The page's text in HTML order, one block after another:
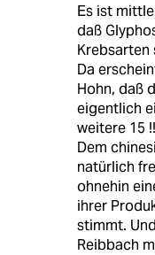
Es ist
daß
Krebsarten
Da
Hohn, daß
eigentlich
weitere 15
Dem
natürlich
ohnehin
ihrer
stimmt.
Reibbach